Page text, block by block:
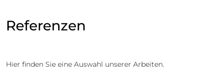
Referenzen
Hier finden Sie eine Auswahl unserer Arbeiten.